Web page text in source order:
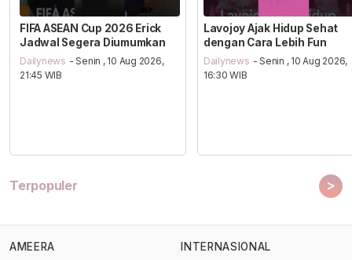
FIFA ASEAN Cup 2026 Erick
Jadwal Segera Diumumkan
Dailynews - Senin , 10 Aug 2026,
21:45 WIB
Lavojoy Ajak Hidup Sehat
dengan Cara Lebih Fun
Dailynews - Senin , 10 Aug 2026,
16:30 WIB
Terpopuler >
AMEERA
INTERNASIONAL